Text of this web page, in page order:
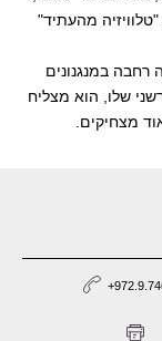
מהעתיד"
רחבה במנגנונים
שלו, הוא מצליח
מצחיקים.